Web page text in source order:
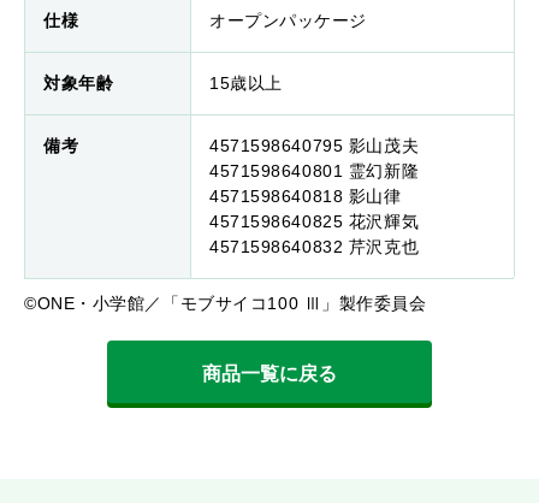
仕様 オープンパッケージ
対象年齢 15歳以上
備考
4571598640795 影山茂夫
4571598640801 霊幻新隆
4571598640818 影山律
4571598640825 花沢輝気
4571598640832 芹沢克也
©ONE・小学館／「モブサイコ100 Ⅲ」製作委員会
商品一覧に戻る